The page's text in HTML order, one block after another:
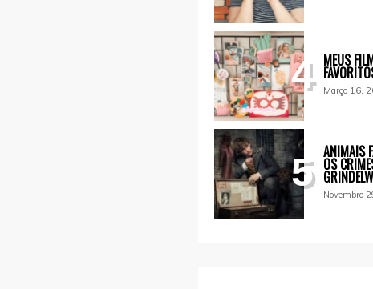
4 MEUS
Março 16,
5 ANIMAIS
OS
Novembro